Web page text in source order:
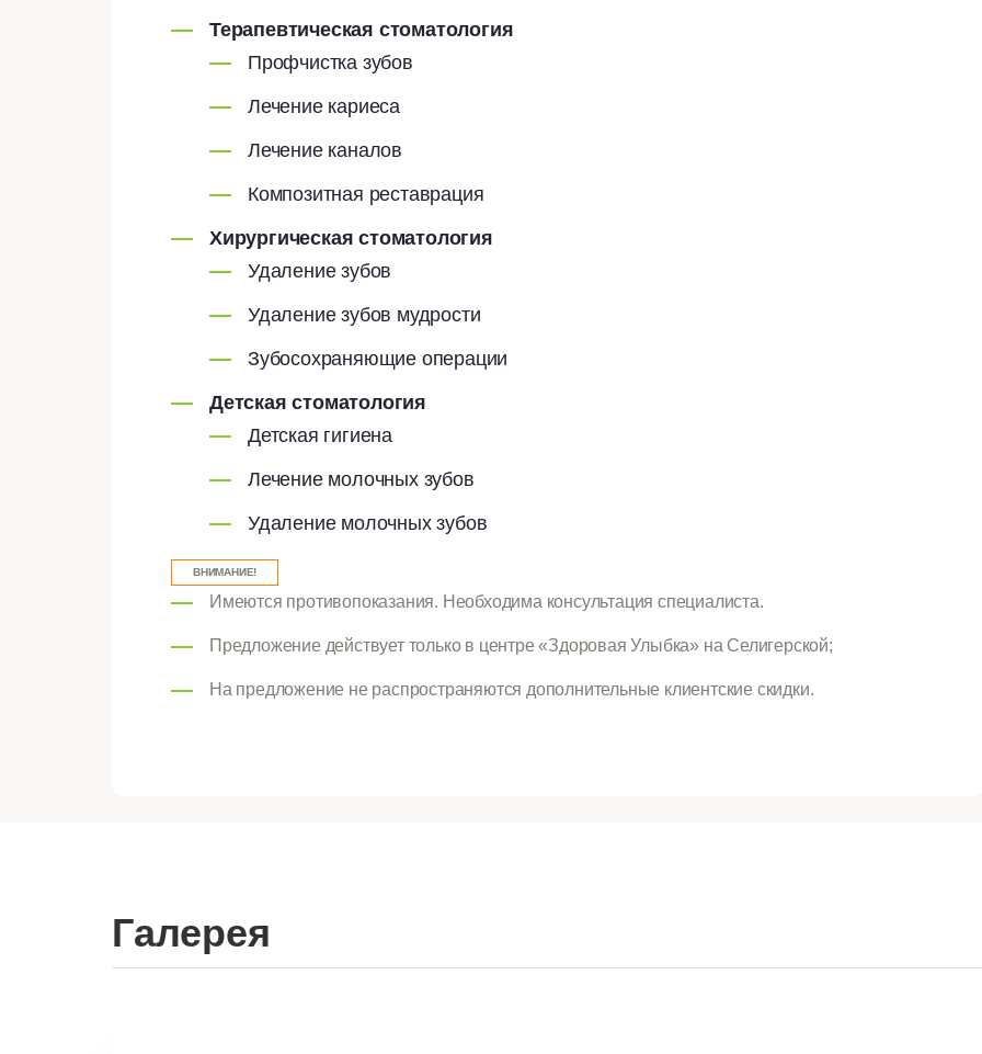
Терапевтическая стоматология
Профчистка зубов
Лечение кариеса
Лечение каналов
Композитная реставрация
Хирургическая стоматология
Удаление зубов
Удаление зубов мудрости
Зубосохраняющие операции
Детская стоматология
Детская гигиена
Лечение молочных зубов
Удаление молочных зубов
ВНИМАНИЕ!
Имеются противопоказания. Необходима консультация специалиста.
Предложение действует только в центре «Здоровая Улыбка» на Селигерской;
На предложение не распространяются дополнительные клиентские скидки.
Галерея